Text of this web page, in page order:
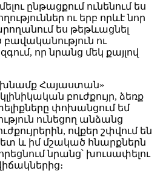
ընթացքում ունենում ես
ու երբ որևէ նոր
ես թեթևացնել
ու
որ նրանց մեկ քայլով
խնամք Հայաստան»
բուժքույր, ձեռք
փոխանցում եմ
ունեցող անձանց
ովքեր շփվում են
և իմ մշակած հնարքներն
նրանց՝ խուսափելու